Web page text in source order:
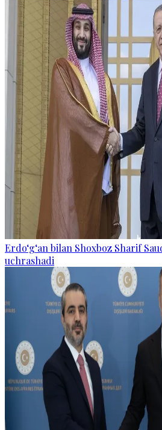
Erdo‘g‘an bilan Shoxboz Sharif
uchrashadi